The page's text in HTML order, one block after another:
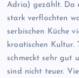
Adria) gezählt. Da
stark verflochten
serbischen Küche
kroatischen Kultur.
schmeckt sehr gut
sind nicht teuer.